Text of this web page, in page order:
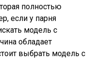
полностью
если у парня
модель с
обладает
выбрать модель с